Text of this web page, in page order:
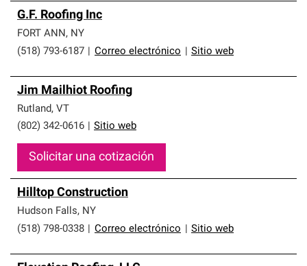
G.F. Roofing Inc
FORT ANN, NY
(518) 793-6187
Correo electrónico Sitio web
Jim Mailhiot Roofing
Rutland, VT
(802) 342-0616
Sitio web
Solicitar una cotización
Hilltop Construction
Hudson Falls, NY
(518) 798-0338
Correo electrónico Sitio web